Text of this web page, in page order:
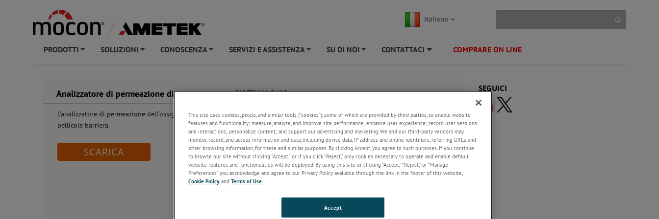
Italiano
PRODOTTI SOLUZIONI CONOSCENZA SERVIZI E ASSISTENZA SU DI NOI CONTATTACI COMPRARE ON LINE
Analizzatore di permeazione di ossigeno serie OX-TRAN 2/12
L'analizzatore di permeazione dell'ossigeno serie OX-TRAN 2/12 offre un'ampia gamma di test di trasmissione dell'ossigeno per
pellicole barriera.
SCARICA
SEGUICI
This site uses cookies, pixels, and similar tools (“cookies”), some of which are provided by third parties, to enable website
features and functionality; measure, analyze, and improve site performance; enhance user experience; record user sessions
and interactions; personalize content; and support our advertising and marketing. We and our third-party vendors may
monitor, record, and access information and data, including device data, IP address and online identifiers, referring URLs and
other browsing information, for these and similar purposes. By clicking Accept, you agree to such purposes. If you continue
to browse our site without clicking “Accept,” or if you click “Reject,” only cookies necessary to operate and enable default
website features and functionalities will be deployed. By using this site or clicking “Accept,” “Reject,” or “Manage
Preferences” you acknowledge and agree to our Privacy Policy available through the link in the footer of this website,
Cookie Policy, and Terms of Use.
Accept